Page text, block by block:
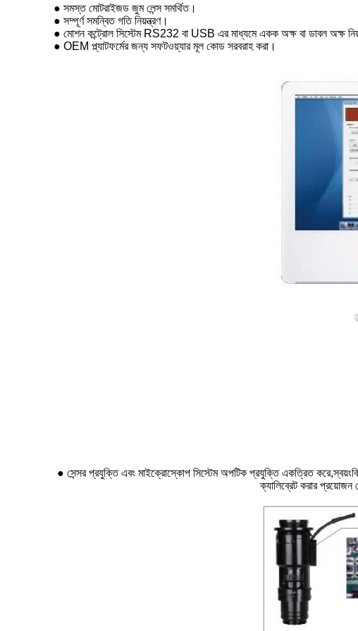
● সমস্ত মোটরাইজড জুম লেন্স সমর্থিত।
● সম্পূর্ণ সমন্বিত গতি নিয়ন্ত্রণ।
● মোশন কন্ট্রোল সিস্টেম RS232 বা USB এর মাধ্যমে একক অক্ষ বা ডাবল অক্ষ
● OEM প্ল্যাটফর্মের জন্য সফটওয়্যার মূল কোড সরবরাহ করা।
● সেন্সর প্রযুক্তি এবং মাইক্রোস্কোপ সিস্টেম অপটিক প্রযুক্তি একত্রিত
ক্যালিব্রেট করার প্রয়োজন